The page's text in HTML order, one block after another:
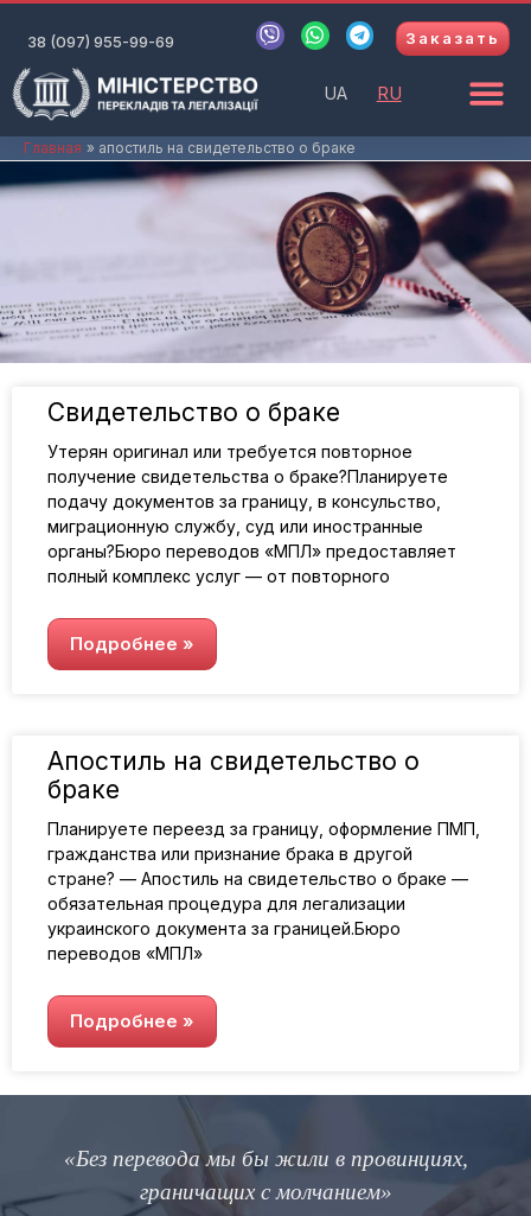
содержимому
38 (097) 955-99-69
V
i
W
h
a
p
p
T
e
r
m
Заказать
UA RU
Главная апостиль на свидетельство о браке
Свидетельство о браке
Утерян оригинал или требуется повторное
получение свидетельства о браке?Планируете
подачу документов за границу, в консульство,
миграционную службу, суд или иностранные
органы?Бюро переводов «МПЛ» предоставляет
полный комплекс услуг — от повторного
Подробнее »
Апостиль на свидетельство о
браке
Планируете переезд за границу, оформление ПМП,
гражданства или признание брака в другой
стране? — Апостиль на свидетельство о браке —
обязательная процедура для легализации
украинского документа за границей.Бюро
переводов «МПЛ»
Подробнее »
«Без перевода мы бы жили в провинциях,
граничащих с молчанием»